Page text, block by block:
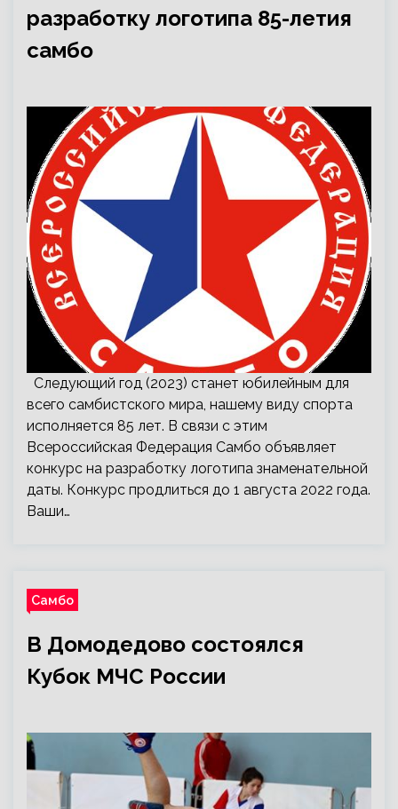
разработку логотипа 85-летия
самбо
Следующий год (2023) станет юбилейным для
всего самбистского мира, нашему виду спорта
исполняется 85 лет. В связи с этим
Всероссийская Федерация Самбо объявляет
конкурс на разработку логотипа знаменательной
даты. Конкурс продлиться до 1 августа 2022 года.
Ваши…
Самбо
В Домодедово состоялся
Кубок МЧС России